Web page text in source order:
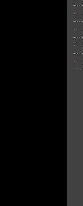
·
·
·
·